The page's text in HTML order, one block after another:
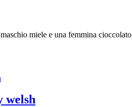
miele e una femmina cioccolato
welsh